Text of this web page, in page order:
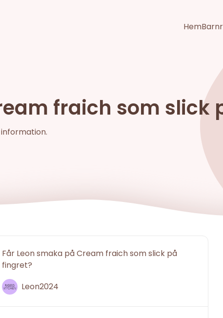
Hem
fraich som slick
Får Leon smaka på Cream fraich som slick på
fingret?
Leon2024